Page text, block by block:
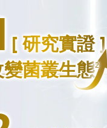
[ 研究實證
菌叢生態2
[ 研究實證
菌叢生態2